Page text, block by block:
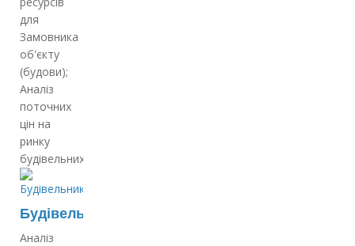
для
Замовника
об'єкту
(будови);
Аналіз
поточних
цін на
ринку
будівельних…
Будівельникам
Аналіз